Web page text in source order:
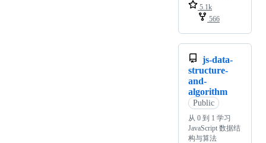
5.1k
566
js-data-
structure-
and-
algorithm
Public
从 0 到 1 学习
JavaScript 数据结
构与算法